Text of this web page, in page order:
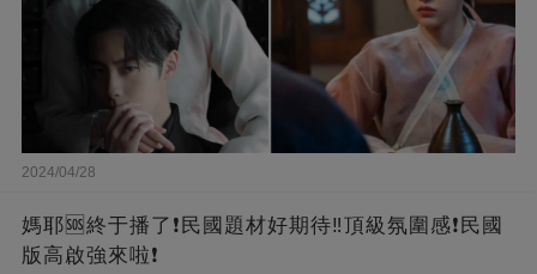
2024/04/28
媽耶🆘終于播了❗️民國題材好期待‼️頂級氛圍感❗️民國
版高啟強來啦❗